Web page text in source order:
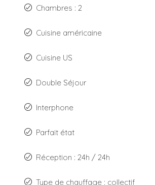
Chambres : 2
Cuisine américaine
Cuisine US
Double Séjour
Interphone
Parfait état
Réception : 24h / 24h
Type de chauffage : collectif